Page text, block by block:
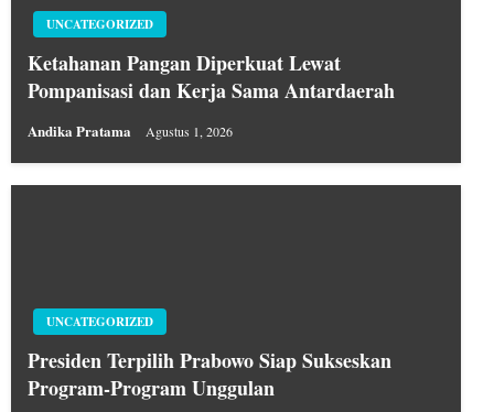
UNCATEGORIZED
Ketahanan Pangan Diperkuat Lewat
Pompanisasi dan Kerja Sama Antardaerah
Andika Pratama Agustus 1, 2026
UNCATEGORIZED
Presiden Terpilih Prabowo Siap Sukseskan
Program-Program Unggulan